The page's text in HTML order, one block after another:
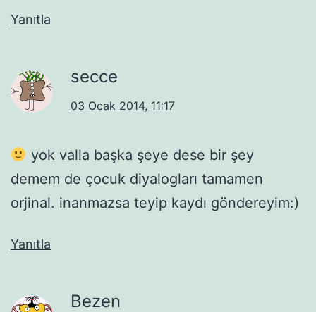
Yanıtla
secce
03 Ocak 2014, 11:17
yok valla başka şeye dese bir şey
demem de çocuk diyalogları tamamen
orjinal. inanmazsa teyip kaydı göndereyim:)
Yanıtla
Bezen